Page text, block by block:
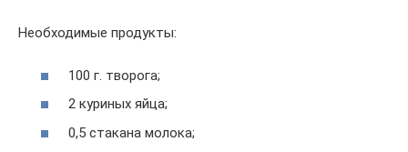
Необходимые продукты:
100 г. творога;
2 куриных яйца;
0,5 стакана молока;